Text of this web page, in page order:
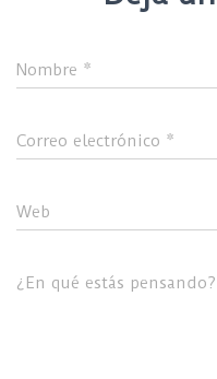
Nombre *
Correo electrónico *
Web
¿En qué estás pensando?